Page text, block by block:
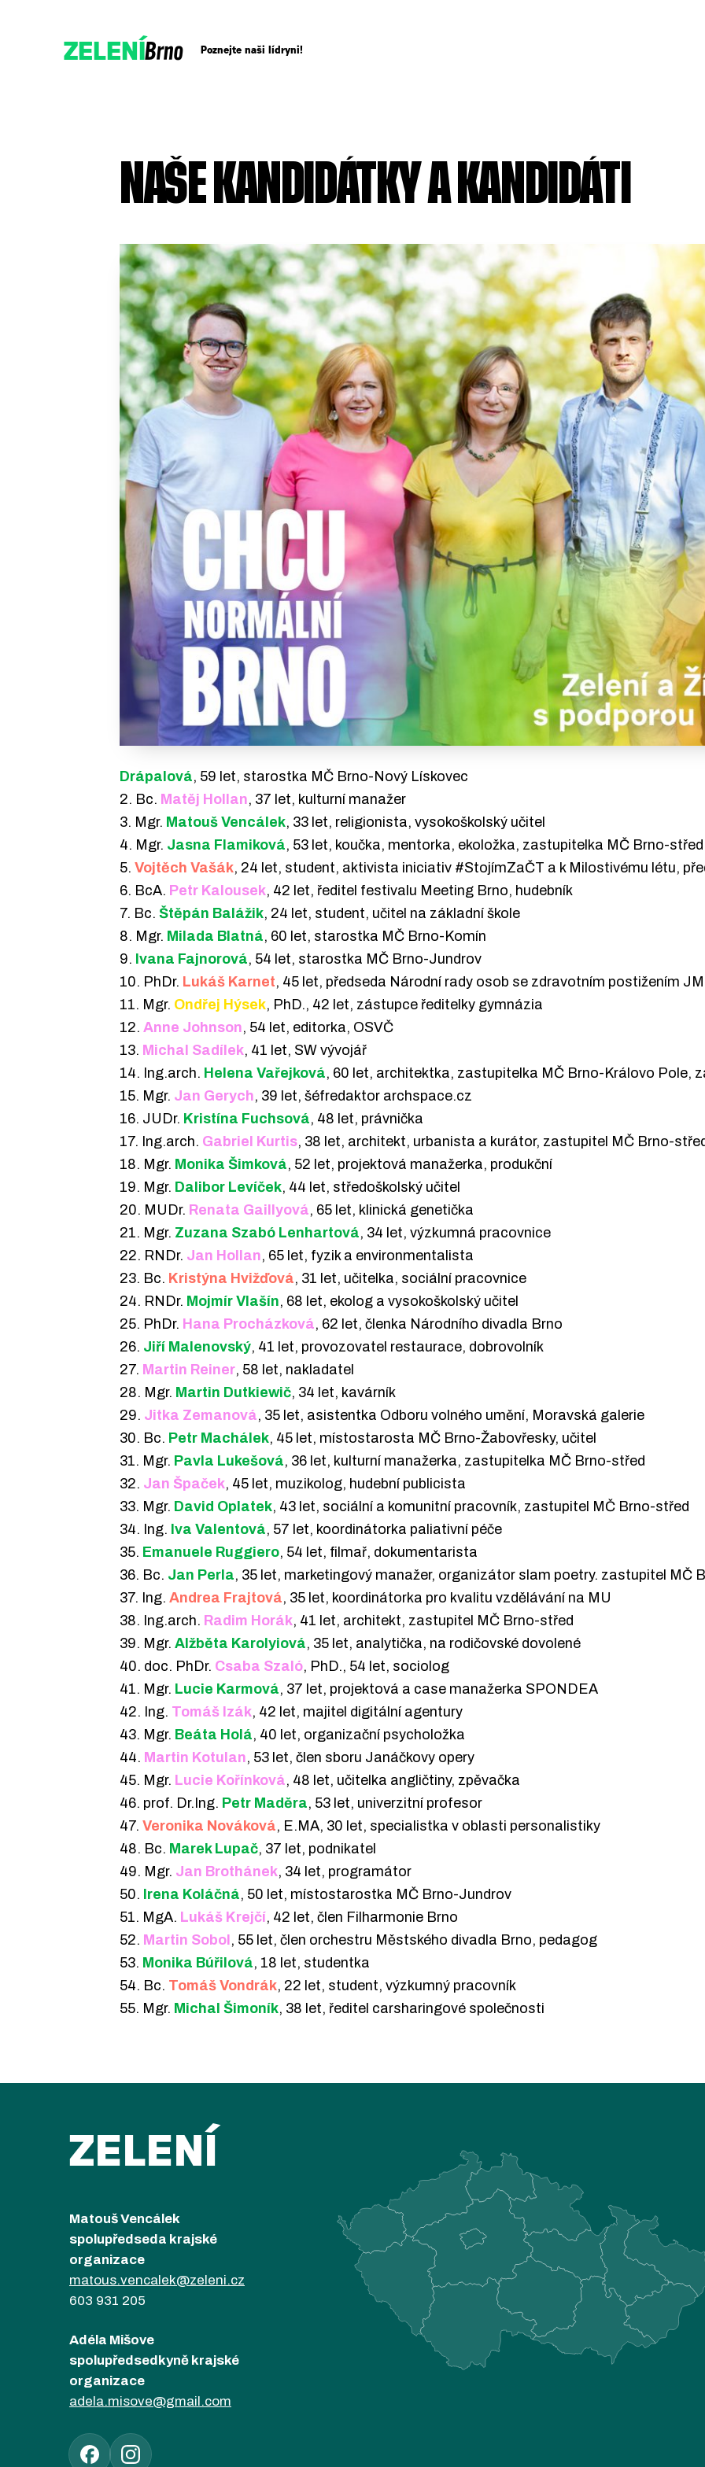
ZELENÍBrno Poznejte naši lídryni!
Podpořte nás daremNAŠE KANDIDÁTKY A KANDIDÁTI
Drápalová, 59 let, starostka MČ Brno-Nový Lískovec
2. Bc. Matěj Hollan, 37 let, kulturní manažer
3. Mgr. Matouš Vencálek, 33 let, religionista, vysokoškolský učitel
4. Mgr. Jasna Flamiková, 53 let, koučka, mentorka, ekoložka, zastupitelka MČ Brno-střed
5. Vojtěch Vašák, 24 let, student, aktivista iniciativ #StojímZaČT a k Milostivému létu,
6. BcA. Petr Kalousek, 42 let, ředitel festivalu Meeting Brno, hudebník
7. Bc. Štěpán Balážik, 24 let, student, učitel na základní škole
8. Mgr. Milada Blatná, 60 let, starostka MČ Brno-Komín
9. Ivana Fajnorová, 54 let, starostka MČ Brno-Jundrov
10. PhDr. Lukáš Karnet, 45 let, předseda Národní rady osob se zdravotním postižením
11. Mgr. Ondřej Hýsek, PhD., 42 let, zástupce ředitelky gymnázia
12. Anne Johnson, 54 let, editorka, OSVČ
13. Michal Sadílek, 41 let, SW vývojář
14. Ing.arch. Helena Vařejková, 60 let, architektka, zastupitelka MČ Brno-Královo Pole,
15. Mgr. Jan Gerych, 39 let, šéfredaktor archspace.cz
16. JUDr. Kristína Fuchsová, 48 let, právnička
17. Ing.arch. Gabriel Kurtis, 38 let, architekt, urbanista a kurátor, zastupitel MČ Brno-
18. Mgr. Monika Šimková, 52 let, projektová manažerka, produkční
19. Mgr. Dalibor Levíček, 44 let, středoškolský učitel
20. MUDr. Renata Gaillyová, 65 let, klinická genetička
21. Mgr. Zuzana Szabó Lenhartová, 34 let, výzkumná pracovnice
22. RNDr. Jan Hollan, 65 let, fyzik a environmentalista
23. Bc. Kristýna Hvižďová, 31 let, učitelka, sociální pracovnice
24. RNDr. Mojmír Vlašín, 68 let, ekolog a vysokoškolský učitel
25. PhDr. Hana Procházková, 62 let, členka Národního divadla Brno
26. Jiří Malenovský, 41 let, provozovatel restaurace, dobrovolník
27. Martin Reiner, 58 let, nakladatel
28. Mgr. Martin Dutkiewič, 34 let, kavárník
29. Jitka Zemanová, 35 let, asistentka Odboru volného umění, Moravská galerie
30. Bc. Petr Machálek, 45 let, místostarosta MČ Brno-Žabovřesky, učitel
31. Mgr. Pavla Lukešová, 36 let, kulturní manažerka, zastupitelka MČ Brno-střed
32. Jan Špaček, 45 let, muzikolog, hudební publicista
33. Mgr. David Oplatek, 43 let, sociální a komunitní pracovník, zastupitel MČ Brno-střed
34. Ing. Iva Valentová, 57 let, koordinátorka paliativní péče
35. Emanuele Ruggiero, 54 let, filmař, dokumentarista
36. Bc. Jan Perla, 35 let, marketingový manažer, organizátor slam poetry. zastupitel MČ
37. Ing. Andrea Frajtová, 35 let, koordinátorka pro kvalitu vzdělávání na MU
38. Ing.arch. Radim Horák, 41 let, architekt, zastupitel MČ Brno-střed
39. Mgr. Alžběta Karolyiová, 35 let, analytička, na rodičovské dovolené
40. doc. PhDr. Csaba Szaló, PhD., 54 let, sociolog
41. Mgr. Lucie Karmová, 37 let, projektová a case manažerka SPONDEA
42. Ing. Tomáš Izák, 42 let, majitel digitální agentury
43. Mgr. Beáta Holá, 40 let, organizační psycholožka
44. Martin Kotulan, 53 let, člen sboru Janáčkovy opery
45. Mgr. Lucie Kořínková, 48 let, učitelka angličtiny, zpěvačka
46. prof. Dr.Ing. Petr Maděra, 53 let, univerzitní profesor
47. Veronika Nováková, E.MA, 30 let, specialistka v oblasti personalistiky
48. Bc. Marek Lupač, 37 let, podnikatel
49. Mgr. Jan Brothánek, 34 let, programátor
50. Irena Koláčná, 50 let, místostarostka MČ Brno-Jundrov
51. MgA. Lukáš Krejčí, 42 let, člen Filharmonie Brno
52. Martin Sobol , 55 let, člen orchestru Městského divadla Brno, pedagog
53. Monika Búřilová, 18 let, studentka
54. Bc. Tomáš Vondrák, 22 let, student, výzkumný pracovník
55. Mgr. Michal Šimoník, 38 let, ředitel carsharingové společnosti
ZELENÍ
Matouš Vencálek
spolupředseda krajské
organizace
matous.vencalek@zeleni.cz
603 931 205
Adéla Mišove
spolupředsedkyně krajské
organizace
adela.misove@gmail.com